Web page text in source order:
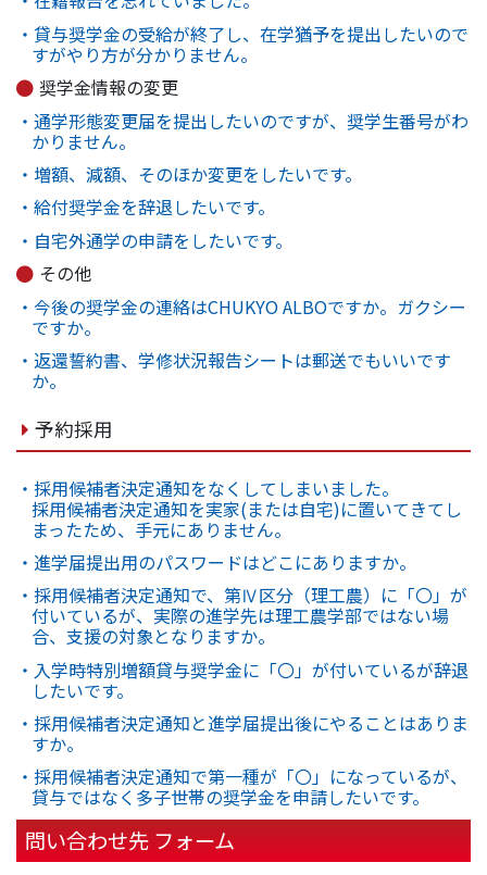
・貸与奨学金の受給が終了し、在学猶予を提出したいので
すがやり方が分かりません。
奨学金情報の変更
・通学形態変更届を提出したいのですが、奨学生番号がわ
かりません。
・増額、減額、そのほか変更をしたいです。
・給付奨学金を辞退したいです。
・自宅外通学の申請をしたいです。
その他
・今後の奨学金の連絡はCHUKYO ALBOですか。ガクシー
ですか。
・返還誓約書、学修状況報告シートは郵送でもいいです
か。
予約採用
・採用候補者決定通知をなくしてしまいました。
採用候補者決定通知を実家(または自宅)に置いてきてし
まったため、手元にありません。
・進学届提出用のパスワードはどこにありますか。
・採用候補者決定通知で、第Ⅳ区分（理工農）に「〇」が
付いているが、実際の進学先は理工農学部ではない場
合、支援の対象となりますか。
・入学時特別増額貸与奨学金に「〇」が付いているが辞退
したいです。
・採用候補者決定通知と進学届提出後にやることはありま
すか。
・採用候補者決定通知で第一種が「〇」になっているが、
貸与ではなく多子世帯の奨学金を申請したいです。
問い合わせ先 フォーム